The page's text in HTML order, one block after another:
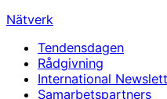
Nätverk
Tendensdagen
Rådgivning
International
Samarbetspartners